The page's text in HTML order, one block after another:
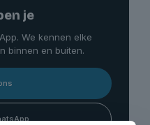
je
We kennen elke
binnen en buiten.